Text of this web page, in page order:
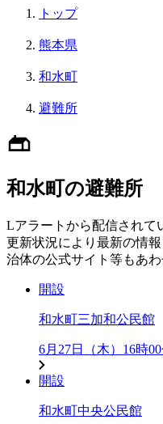
トップ
熊本県
和水町
避難所
和水町の避難所
Lアラートから配信されて
更新状況により最新の情
治体の公式サイト等もあわ
開設
和水町三加和公民館
6月27日（木）16時
開設
和水町中央公民館